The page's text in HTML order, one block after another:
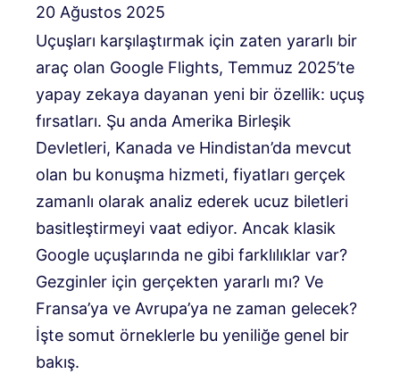
20 Ağustos 2025
Uçuşları karşılaştırmak için zaten yararlı bir
araç olan Google Flights, Temmuz 2025’te
yapay zekaya dayanan yeni bir özellik: uçuş
fırsatları. Şu anda Amerika Birleşik
Devletleri, Kanada ve Hindistan’da mevcut
olan bu konuşma hizmeti, fiyatları gerçek
zamanlı olarak analiz ederek ucuz biletleri
basitleştirmeyi vaat ediyor. Ancak klasik
Google uçuşlarında ne gibi farklılıklar var?
Gezginler için gerçekten yararlı mı? Ve
Fransa’ya ve Avrupa’ya ne zaman gelecek?
İşte somut örneklerle bu yeniliğe genel bir
bakış.